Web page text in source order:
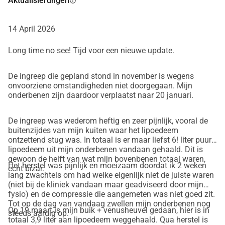
bitte ich um deine Unterstützung: Jeder Beitrag, egal wie
klein, hilft mir, meinem Ziel näher zu kommen und meine
Warum ist deine Unterstützung so wichtig?
Das Lipödem hat nicht nur körperliche, sondern auch
emotionale Auswirkungen. Die Schmerzen, das Unbehagen
überwältigend. Die Fettabsaugung ist für mich der einzige
Weg, um echte Erleichterung zu bekommen und mein
Leben zurückzubekommen. Deine Spende gibt mir die
Chance auf eine Zukunft ohne ständige Schmerzen und
Einschränkungen. Sie ist nicht nur finanziell, sondern auch
emotional unglaublich wertvoll für mich.
Wie kannst du helfen?
Spende einen Betrag: Jede Spende, groß oder klein, hilft.
Was du entbehren kannst, macht einen großen Unterschied
14 April 2026
Long time no see! Tijd voor een nieuwe update.
De ingreep die gepland stond in november is wegens
onvoorziene omstandigheden niet doorgegaan. Mijn
onderbenen zijn daardoor verplaatst naar 20 januari.
De ingreep was wederom heftig en zeer pijnlijk, vooral de
buitenzijdes van mijn kuiten waar het lipoedeem
ontzettend stug was. In totaal is er maar liefst 6! liter puur
lipoedeem uit mijn onderbenen vandaan gehaald. Dit is
gewoon de helft van wat mijn bovenbenen totaal waren,
echt bizar.
Het herstel was pijnlijk en moeizaam doordat ik 2 weken
lang zwachtels om had welke eigenlijk niet de juiste waren
(niet bij de kliniek vandaan maar geadviseerd door mijn
fysio) en de compressie die aangemeten was niet goed zit.
Tot op de dag van vandaag zwellen mijn onderbenen nog
steeds aardig op.
Op 19 maart is mijn buik + venusheuvel gedaan, hier is in
totaal 3,9 liter aan lipoedeem weggehaald. Qua herstel is